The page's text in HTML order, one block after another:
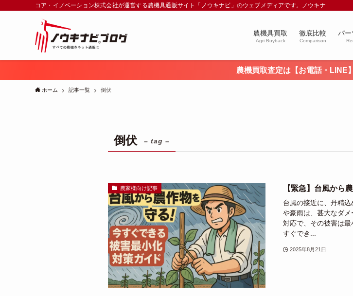
コア・イノベーション株式会社が運営する農機具通販サイト「ノウキナビ」のウェブメディアです。ノウキナビブログ
農機具買取
Agri Buyback
徹底比較
Comparison
パ
農機買取査定は【お電話・LINE
ホーム 記事一覧 倒伏
倒伏 – tag –
農家様向け記事 【緊急】台風から
台風の接近に、丹精
や豪雨は、甚大なダ
対応で、その被害は
すぐでき...
2025年8月21日